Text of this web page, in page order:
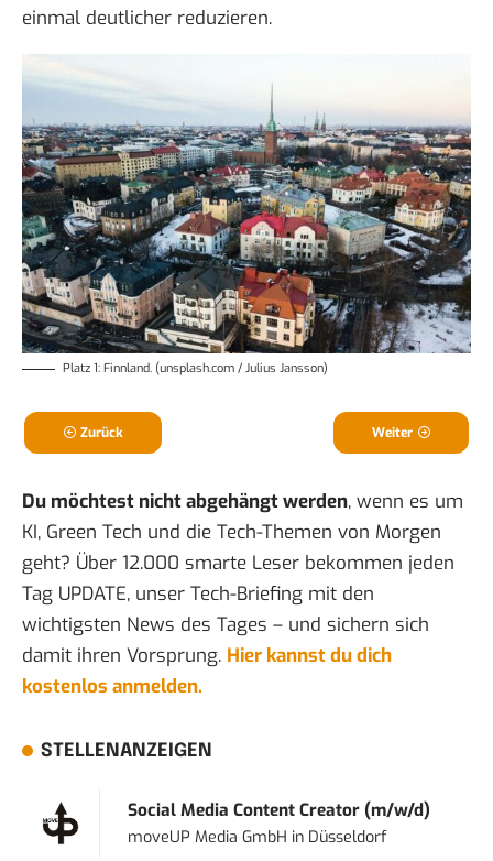
einmal deutlicher reduzieren.
Platz 1: Finnland. (unsplash.com / Julius Jansson)
Zurück Weiter
Du möchtest nicht abgehängt werden, wenn es um
KI, Green Tech und die Tech-Themen von Morgen
geht? Über 12.000 smarte Leser bekommen jeden
Tag UPDATE, unser Tech-Briefing mit den
wichtigsten News des Tages – und sichern sich
damit ihren Vorsprung. Hier kannst du dich
kostenlos anmelden.
STELLENANZEIGEN
Social Media Content Creator (m/w/d)
moveUP Media GmbH in Düsseldorf